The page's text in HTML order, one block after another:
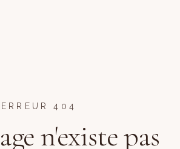
ERREUR 404
n'existe pas